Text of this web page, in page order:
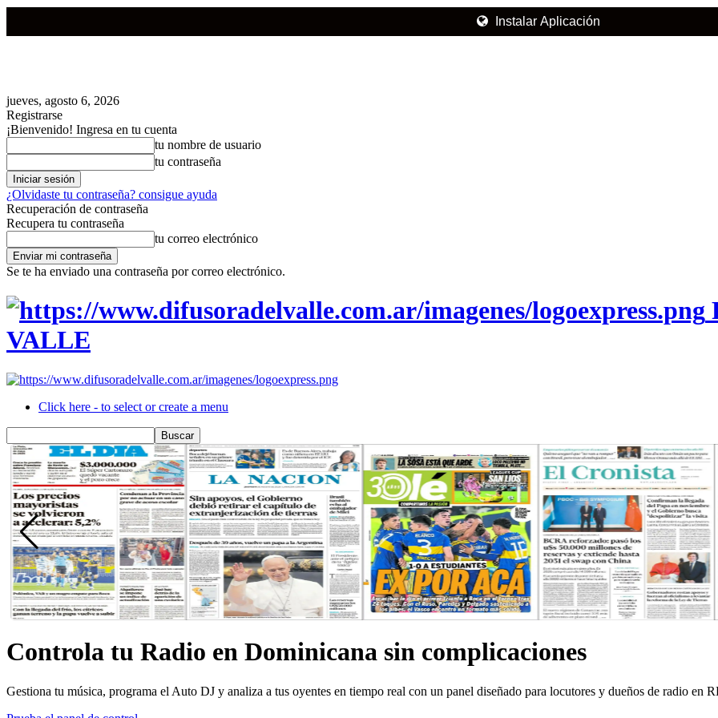
Instalar Aplicación
jueves, agosto 6, 2026
Registrarse
¡Bienvenido! Ingresa en tu cuenta
tu nombre de usuario
tu contraseña
¿Olvidaste tu contraseña? consigue ayuda
Recuperación de contraseña
Recupera tu contraseña
tu correo electrónico
Se te ha enviado una contraseña por correo electrónico.
VALLE
Click here - to select or create a menu
Controla tu Radio en Dominicana sin complicaciones
Gestiona tu música, programa el Auto DJ y analiza a tus oyentes en tiempo real con un panel diseñado para locutores y dueños de radio en